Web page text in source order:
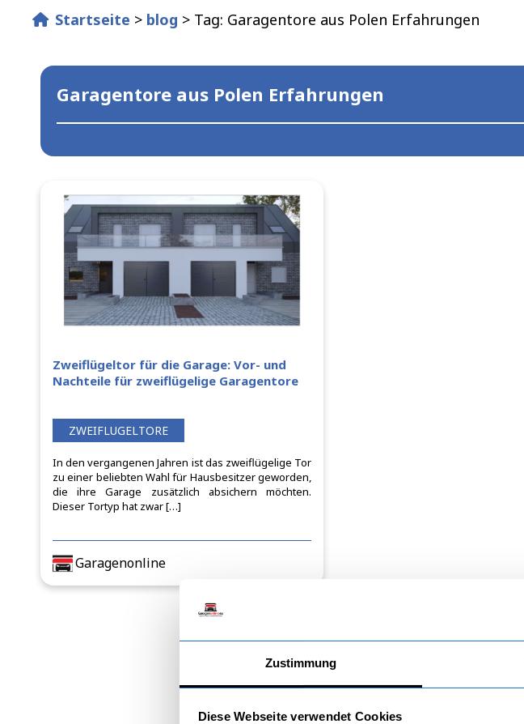
Zustimmung
Diese Webseite verwendet Cookies
Startseite > blog > Tag: Garagentore aus Polen Erfahrungen
Garagentore aus Polen Erfahrungen
Zweiflügeltor für die Garage: Vor- und
Nachteile für zweiflügelige Garagentore
ZWEIFLUGELTORE
In den vergangenen Jahren ist das zweiflügelige Tor
zu einer beliebten Wahl für Hausbesitzer geworden,
die ihre Garage zusätzlich absichern möchten.
Dieser Tortyp hat zwar […]
Garagenonline